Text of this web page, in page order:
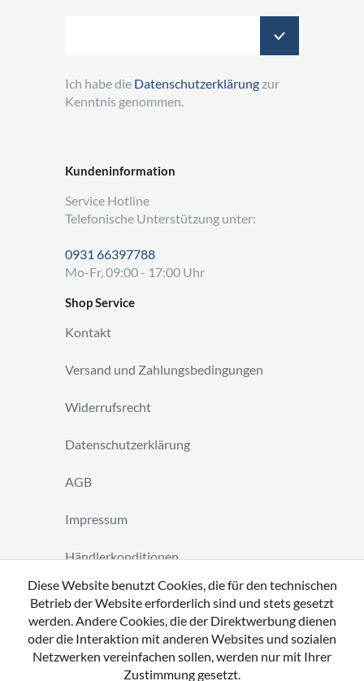
Kundeninformation
Service Hotline
Telefonische Unterstützung unter:
0931 66397788
Mo-Fr, 09:00 - 17:00 Uhr
Shop Service
Kontakt
Versand und Zahlungsbedingungen
Widerrufsrecht
Datenschutzerklärung
AGB
Impressum
Händlerkonditionen
Vertrag widerrufen
Ich habe die Datenschutzerklärung zur
Kenntnis genommen.
Diese Website benutzt Cookies, die für den technischen
Betrieb der Website erforderlich sind und stets gesetzt
werden. Andere Cookies, die der Direktwerbung dienen
oder die Interaktion mit anderen Websites und sozialen
Netzwerken vereinfachen sollen, werden nur mit Ihrer
Zustimmung gesetzt.